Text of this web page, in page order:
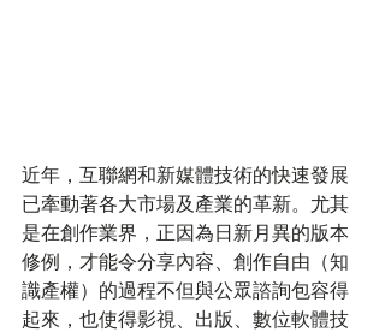
近年，互聯網和新媒體技術的快速發展
已牽動著各大市場及產業的革新。尤其
是在創作業界，正因為日新月異的版本
修例，才能令分享內容、創作自由（知
識產權）的過程不但與公眾諮詢包容得
起來，也使得影視、出版、數位軟體技